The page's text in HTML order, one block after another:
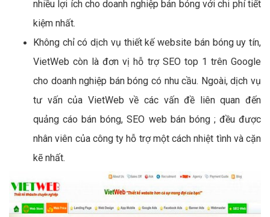
nhiều lợi ích cho doanh nghiệp bán bóng với chi phí tiết
kiệm nhất.
Không chỉ có dịch vụ thiết kế website bán bóng uy tín,
VietWeb còn là đơn vị hỗ trợ SEO top 1 trên Google
cho doanh nghiệp bán bóng có nhu cầu. Ngoài, dịch vụ
tư vấn của VietWeb về các vấn đề liên quan đến
quảng cáo bán bóng, SEO web bán bóng ; đều được
nhân viên của công ty hỗ trợ một cách nhiệt tình và cặn
kẽ nhất.